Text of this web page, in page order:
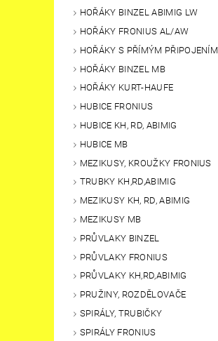
HOŘÁKY BINZEL ABIMIG LW
HOŘÁKY FRONIUS AL/AW
HOŘÁKY S PŘÍMÝM PŘIPOJENÍM
HOŘÁKY BINZEL MB
HOŘÁKY KURT-HAUFE
HUBICE FRONIUS
HUBICE KH, RD, ABIMIG
HUBICE MB
MEZIKUSY, KROUŽKY FRONIUS
TRUBKY KH,RD,ABIMIG
MEZIKUSY KH, RD, ABIMIG
MEZIKUSY MB
PRŮVLAKY BINZEL
PRŮVLAKY FRONIUS
PRŮVLAKY KH,RD,ABIMIG
PRUŽINY, ROZDĚLOVAČE
SPIRÁLY, TRUBIČKY
SPIRÁLY FRONIUS